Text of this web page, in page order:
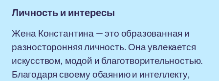
Личность и интересы
Жена Константина — это образованная и
разносторонняя личность. Она увлекается
искусством, модой и благотворительностью.
Благодаря своему обаянию и интеллекту,